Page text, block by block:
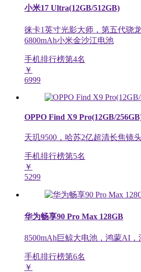
小米17 Ultra(12GB/512GB)
徕卡1英寸光影大师，第五代骁
6800mAh小米金沙江电池
手机排行榜第4名
￥
6999
OPPO Find X9 Pro(12GB/
天玑9500，哈苏2亿超清长焦镜
手机排行榜第5名
￥
5299
华为畅享90 Pro Max 128GB
8500mAh巨鲸大电池，鸿蒙AI，
手机排行榜第6名
￥